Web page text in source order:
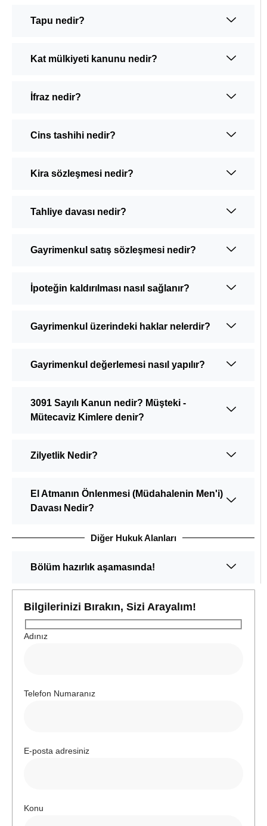
Tapu nedir?
Kat mülkiyeti kanunu nedir?
İfraz nedir?
Cins tashihi nedir?
Kira sözleşmesi nedir?
Tahliye davası nedir?
Gayrimenkul satış sözleşmesi nedir?
İpoteğin kaldırılması nasıl sağlanır?
Gayrimenkul üzerindeki haklar nelerdir?
Gayrimenkul değerlemesi nasıl yapılır?
3091 Sayılı Kanun nedir? Müşteki -
Mütecaviz Kimlere denir?
Zilyetlik Nedir?
El Atmanın Önlenmesi (Müdahalenin Men'i)
Davası Nedir?
Diğer Hukuk Alanları
Bölüm hazırlık aşamasında!
Bilgilerinizi Bırakın, Sizi Arayalım!
Adınız
Telefon Numaranız
E-posta adresiniz
Konu